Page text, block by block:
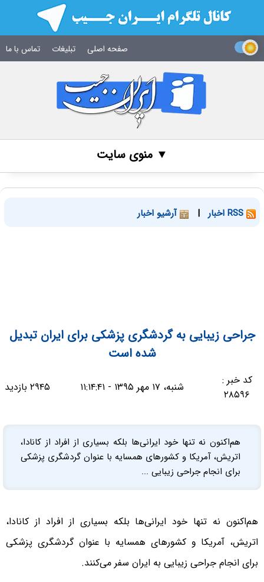
صفحه اصلی تبلیغات تماس با ما
▼ منوی سایت
| آرشیو اخبار
جراحی زیبایی به گردشگری پزشکی برای ایران تبدیل
شده است
کد خبر :
۲۸۵۹۶
شنبه، ۱۷ مهر ۱۳۹۵ - ۱۱:۱۴:۴۱ ۲۹۴۵ بازدید
هم‌اکنون نه تنها خود ایرانی‌ها بلکه بسیاری از افراد از کانادا،
اتریش، آمریکا و کشورهای همسایه با عنوان گردشگری پزشکی
برای انجام جراحی زیبایی ...
هم‌اکنون نه تنها خود ایرانی‌ها بلکه بسیاری از افراد از کانادا،
اتریش، آمریکا و کشورهای همسایه با عنوان گردشگری پزشکی
برای انجام جراحی زیبایی به ایران سفر می‌کنند.